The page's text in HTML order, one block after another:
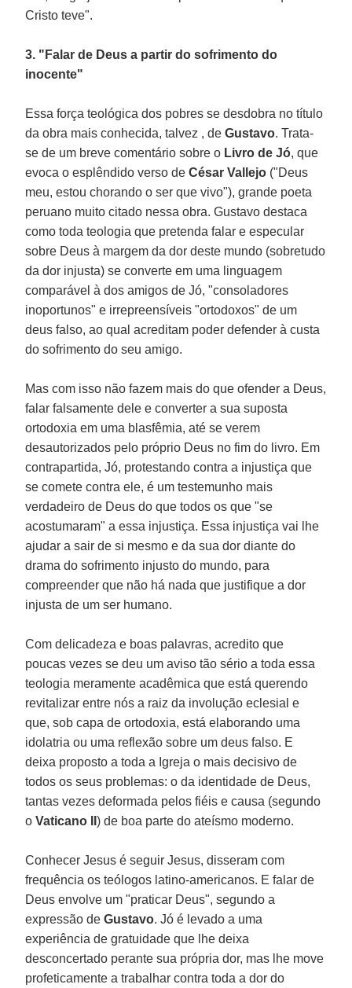
Cristo teve".
3. "Falar de Deus a partir do sofrimento do
inocente"
Essa força teológica dos pobres se desdobra no título
da obra mais conhecida, talvez , deGustavo. Trata-
se de um breve comentário sobre o Livro de Jó, que
evoca o esplêndido verso deCésar Vallejo ("Deus
meu, estou chorando o ser que vivo"), grande poeta
peruano muito citado nessa obra. Gustavo destaca
como toda teologia que pretenda falar e especular
sobre Deus à margem da dor deste mundo (sobretudo
da dor injusta) se converte em uma linguagem
comparável à dos amigos de Jó, "consoladores
inoportunos" e irrepreensíveis "ortodoxos" de um
deus falso, ao qual acreditam poder defender à custa
do sofrimento do seu amigo.
Mas com isso não fazem mais do que ofender a Deus,
falar falsamente dele e converter a sua suposta
ortodoxia em uma blasfêmia, até se verem
desautorizados pelo próprio Deus no fim do livro. Em
contrapartida, Jó, protestando contra a injustiça que
se comete contra ele, é um testemunho mais
verdadeiro de Deus do que todos os que "se
acostumaram" a essa injustiça. Essa injustiça vai lhe
ajudar a sair de si mesmo e da sua dor diante do
drama do sofrimento injusto do mundo, para
compreender que não há nada que justifique a dor
injusta de um ser humano.
Com delicadeza e boas palavras, acredito que
poucas vezes se deu um aviso tão sério a toda essa
teologia meramente acadêmica que está querendo
revitalizar entre nós a raiz da involução eclesial e
que, sob capa de ortodoxia, está elaborando uma
idolatria ou uma reflexão sobre um deus falso. E
deixa proposto a toda a Igreja o mais decisivo de
todos os seus problemas: o da identidade de Deus,
tantas vezes deformada pelos fiéis e causa (segundo
oVaticano II) de boa parte do ateísmo moderno.
Conhecer Jesus é seguir Jesus, disseram com
frequência os teólogos latino-americanos. E falar de
Deus envolve um "praticar Deus", segundo a
expressão deGustavo. Jó é levado a uma
experiência de gratuidade que lhe deixa
desconcertado perante sua própria dor, mas lhe move
profeticamente a trabalhar contra toda a dor do